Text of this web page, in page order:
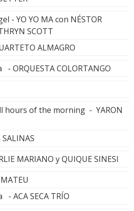
- YO YO MA con NÉSTOR
SCOTT
ALMAGRO
ORQUESTA COLORTANGO
hours of the morning - YARON
MARIANO y QUIQUE SINESI
ACA SECA TRÍO